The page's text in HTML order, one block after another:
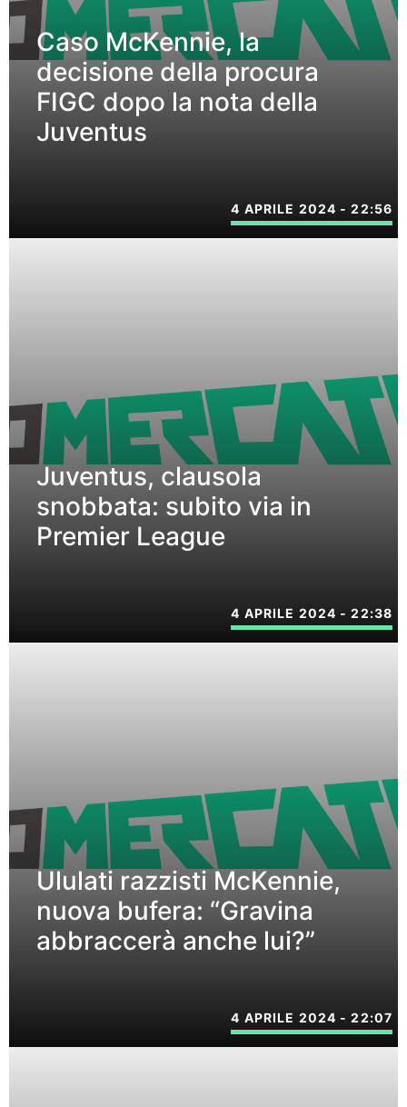
Caso McKennie, la
decisione della procura
FIGC dopo la nota della
Juventus
4 APRILE 2024 - 22:56
Juventus, clausola
snobbata: subito via in
Premier League
4 APRILE 2024 - 22:38
Ululati razzisti McKennie,
nuova bufera: “Gravina
abbraccerà anche lui?”
4 APRILE 2024 - 22:07